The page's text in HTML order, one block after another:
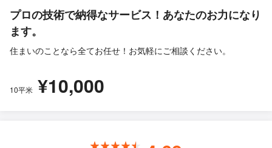
プロの技術で納得なサービス！あなたのお力になり
ます。
住まいのことなら全てお任せ！お気軽にご相談ください。
10平米 ¥10,000